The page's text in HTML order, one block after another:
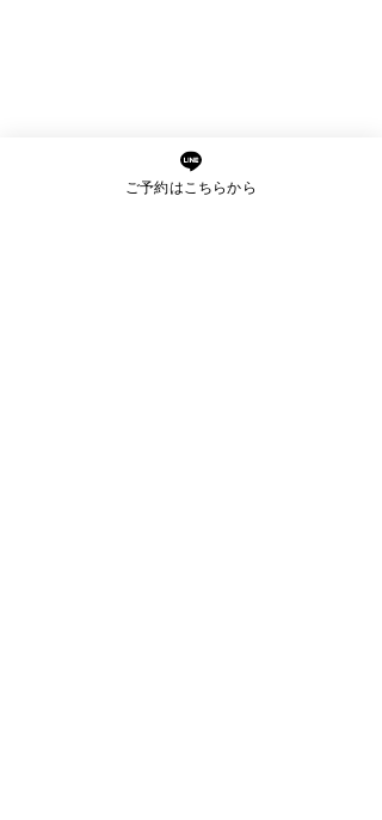
髪質改善専門店アミーベルでは、お客
ご予約はこちらから